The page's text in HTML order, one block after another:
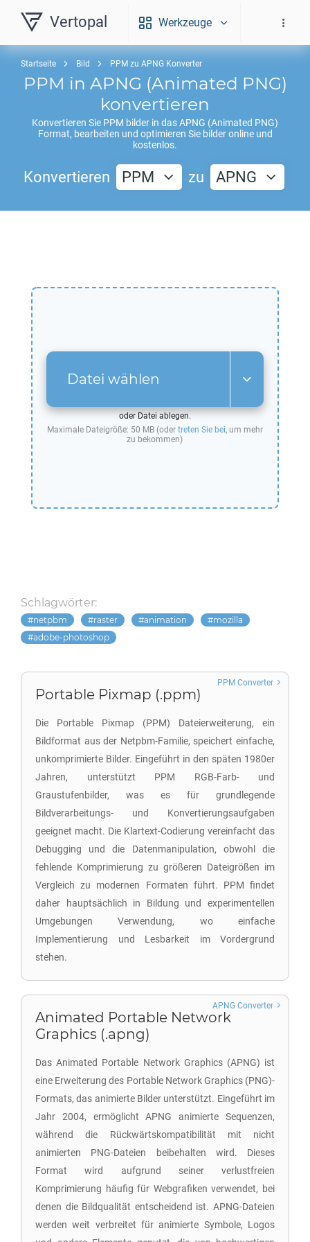
Vertopal Werkzeuge
Startseite Bild PPM zu APNG Konverter
PPM in APNG (Animated PNG)
konvertieren
Konvertieren Sie PPM bilder in dasAPNG (Animated PNG)
Format, bearbeiten und optimieren Sie bilder online und
kostenlos.
Konvertieren PPM zu APNG
Datei wählen
oder Datei ablegen.
Maximale Dateigröße: 50 MB (oder treten Sie bei, um mehr
zu bekommen)
Schlagwörter:
netpbm raster animation
mozilla
adobe-photoshop
Portable Pixmap (.ppm)
Die Portable Pixmap (PPM) Dateierweiterung, ein
Bildformat aus der Netpbm-Familie, speichert einfache,
unkomprimierte Bilder. Eingeführt in den späten 1980er
Jahren, unterstützt PPM RGB-Farb- und
Graustufenbilder, was es für grundlegende
Bildverarbeitungs- und Konvertierungsaufgaben
geeignet macht. Die Klartext-Codierung vereinfacht das
Debugging und die Datenmanipulation, obwohl die
fehlende Komprimierung zu größeren Dateigrößen im
Vergleich zu modernen Formaten führt. PPM findet
daher hauptsächlich in Bildung und experimentellen
Umgebungen Verwendung, wo einfache
Implementierung und Lesbarkeit im Vordergrund
stehen.
PPM Converter
Animated Portable Network
Graphics (.apng)
Das Animated Portable Network Graphics (APNG) ist
eine Erweiterung des Portable Network Graphics (PNG)-
Formats, das animierte Bilder unterstützt. Eingeführt im
Jahr 2004, ermöglicht APNG animierte Sequenzen,
während die Rückwärtskompatibilität mit nicht
animierten PNG-Dateien beibehalten wird. Dieses
Format wird aufgrund seiner verlustfreien
Komprimierung häufig für Webgrafiken verwendet, bei
denen die Bildqualität entscheidend ist. APNG-Dateien
werden weit verbreitet für animierte Symbole, Logos
APNG Converter